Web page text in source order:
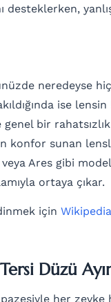
desteklerken,
neredeyse
ise
bir
konfor sunan
Ares gibi
ortaya çıkar.
için
Düzü
her zevke